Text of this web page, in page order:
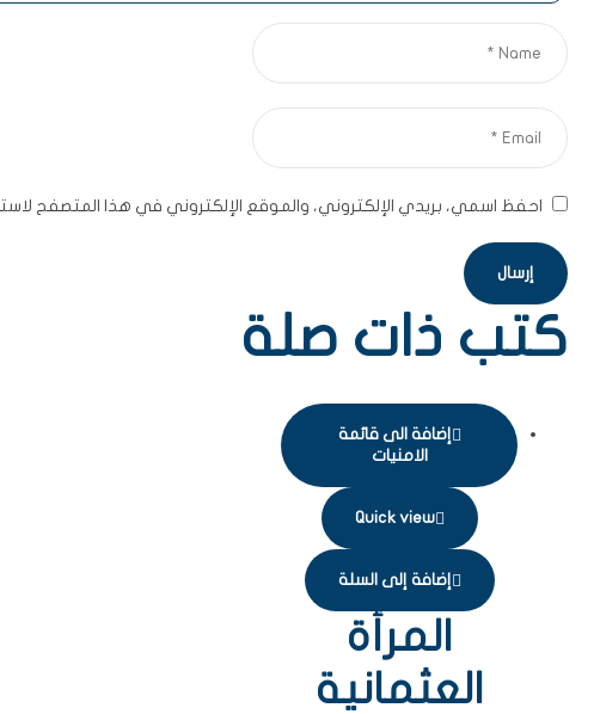
احفظ اسمي، بريدي الإلكتروني، والموقع الإلكتروني في هذا المتصفح
كتب ذات صلة
إضافة الى قائمة
الامنيات
Quick view
إضافة إلى السلة
المرأة
العثمانية